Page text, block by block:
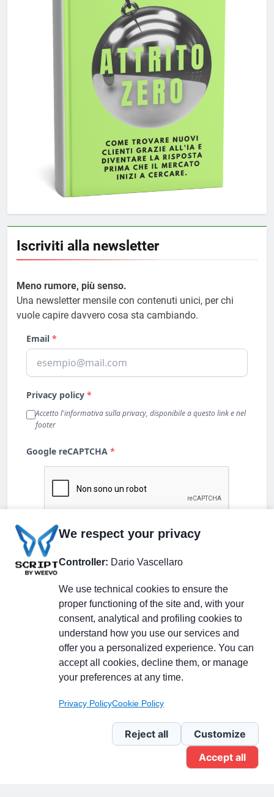
Iscriviti alla newsletter
Meno rumore, più senso.
Una newsletter mensile con contenuti unici, per chi
vuole capire davvero cosa sta cambiando.
Partecipa alla discussione
Pagina Linkedin
Newsletter Linkedin
We respect your privacy
Controller: Dario Vascellaro
We use technical cookies to ensure the
proper functioning of the site and, with your
consent, analytical and profiling cookies to
understand how you use our services and
offer you a personalized experience. You can
accept all cookies, decline them, or manage
your preferences at any time.
Privacy PolicyCookie Policy
Reject all
Customize
Accept all